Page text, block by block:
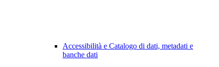
Accessibilità e Catalogo di dati, metadati e
banche dati